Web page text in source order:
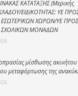
ΚΑΤΑΤΑΞΗΣ (Μερικής
ΕΙΔΙΚΟΤΗΤΑΣ: ΥΕ
ΧΩΡΩΝ/ΥΕ
ΣΧΟΛΙΚΩΝ ΜΟΝΑΔΩΝ
μίσθωσης ακινήτου
μεταφόρτωσης της